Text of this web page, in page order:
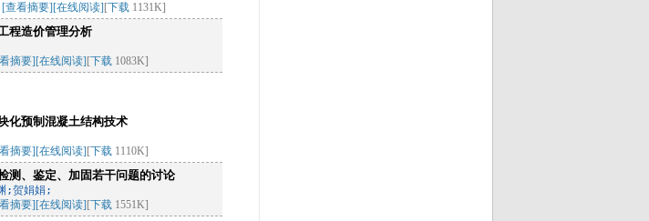
[查看摘要][在线阅读] [下载 1131K]
程造价管理分析
摘要][在线阅读] [下载 1083K]
化预制混凝土结构技术
摘要][在线阅读] [下载 1110K]
测、鉴定、加固若干问题的讨论
;贺娟娟;
摘要][在线阅读] [下载 1551K]